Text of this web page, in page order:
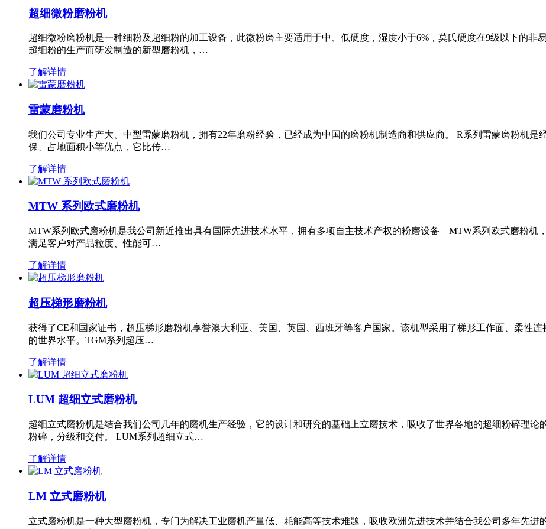
超细微粉磨粉机
超细微粉磨粉机是一种细粉及超细粉的加工设备，此微粉磨主要适用于中、低硬度，湿度小于6%，莫氏硬度在9级以下的非
超细粉的生产而研发制造的新型磨粉机，…
了解详情
雷蒙磨粉机
我们公司专业生产大、中型雷蒙磨粉机，拥有22年磨粉经验，已经成为中国的磨粉机制造商和供应商。 R系列雷蒙磨粉机
保、占地面积小等优点，它比传…
了解详情
MTW 系列欧式磨粉机
MTW系列欧式磨粉机是我公司新近推出具有国际先进技术水平，拥有多项自主技术产权的粉磨设备—MTW系列欧式磨粉机
满足客户对产品粒度、性能可…
了解详情
超压梯形磨粉机
获得了CE和国家证书，超压梯形磨粉机享誉澳大利亚、美国、英国、西班牙等客户国家。该机型采用了梯形工作面、柔性
的世界水平。TGM系列超压…
了解详情
LUM 超细立式磨粉机
超细立式磨粉机是结合我们公司几年的磨机生产经验，它的设计和研究的基础上立磨技术，吸收了世界各地的超细粉碎理
粉碎，分级和交付。 LUM系列超细立式…
了解详情
LM 立式磨粉机
立式磨粉机是一种大型磨粉机，专门为解决工业磨机产量低、耗能高等技术难题，吸收欧洲先进技术并结合我公司多年先